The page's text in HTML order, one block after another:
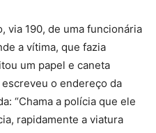
via 190, de uma funcionária
a vítima, que fazia
um papel e caneta
o endereço da
“Chama a polícia que ele
rapidamente a viatura